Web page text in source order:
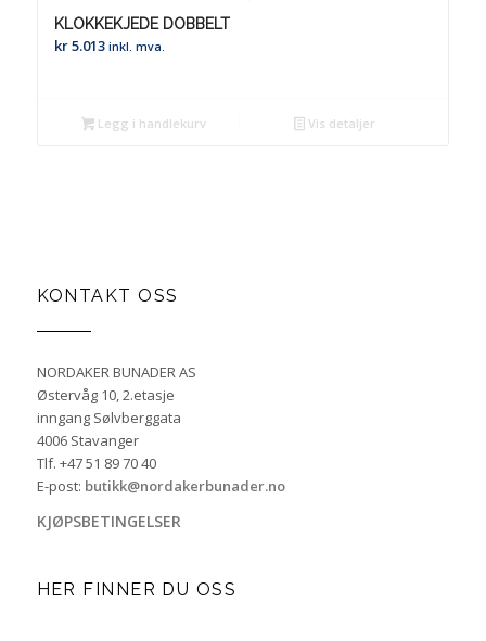
KLOKKEKJEDE DOBBELT
kr5.013 inkl. mva.
Legg i handlekurv Vis detaljer
KONTAKT OSS
NORDAKER BUNADER AS
Østervåg 10, 2.etasje
inngang Sølvberggata
4006 Stavanger
Tlf. +47 51 89 70 40
E-post: butikk@nordakerbunader.no
KJØPSBETINGELSER
HER FINNER DU OSS